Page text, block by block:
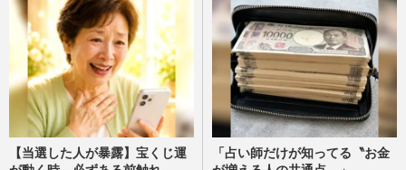
【当選した人が暴露】宝くじ運
「占い師だけが知ってる〝お金